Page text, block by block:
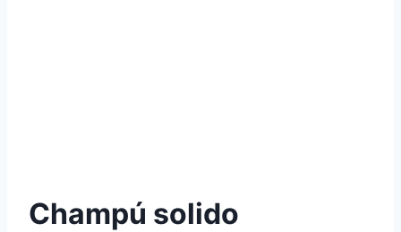
Champú solido